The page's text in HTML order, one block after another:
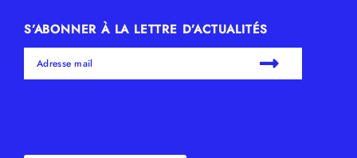
S’ABONNER À LA LETTRE D’ACTUALITÉS